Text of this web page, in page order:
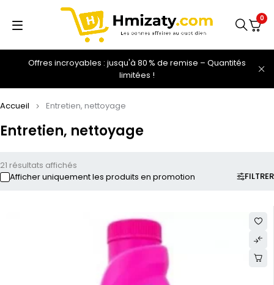
Offres incroyables : jusqu'à 80 % de remise – Quantités
limitées !
0
Entretien, nettoyage
Accueil Entretien, nettoyage
FILTRER
21 résultats affichés
Afficher uniquement les produits en promotion